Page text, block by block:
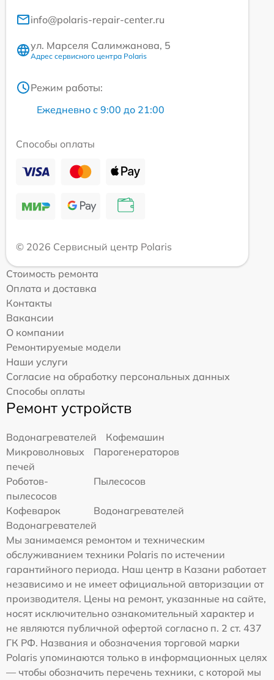
info@polaris-repair-center.ru
ул. Марселя Салимжанова, 5
Адрес сервисного центра Polaris
Режим работы:
Ежедневно с 9:00 до 21:00
Способы оплаты
© 2026 Сервисный центр Polaris
Стоимость ремонта
Оплата и доставка
Контакты
Вакансии
О компании
Ремонтируемые модели
Наши услуги
Согласие на обработку персональных данных
Способы оплаты
Ремонт устройств
Водонагревателей
Кофемашин
Микроволновых
печей
Парогенераторов
Роботов-
пылесосов
Пылесосов
Кофеварок
Водонагревателей
Водонагревателей
Мы занимаемся ремонтом и техническим
обслуживанием техники Polaris по истечении
гарантийного периода. Наш центр в Казани работает
независимо и не имеет официальной авторизации от
производителя. Цены на ремонт, указанные на сайте,
носят исключительно ознакомительный характер и
не являются публичной офертой согласно п. 2 ст. 437
ГК РФ. Названия и обозначения торговой марки
Polaris упоминаются только в информационных целях
— чтобы обозначить перечень техники, с которой мы